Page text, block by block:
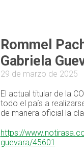
Rommel
Gabriela
29 de marzo de 2025
El actual titular de la
todo el país a
de manera oficial la
https://
guevara/45601